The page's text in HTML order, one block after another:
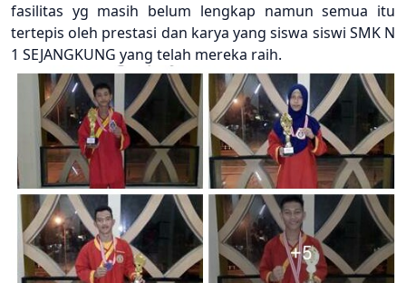
fasilitas yg masih belum lengkap namun semua itu
tertepis oleh prestasi dan karya yang siswa siswi SMK N
1 SEJANGKUNG yang telah mereka raih.